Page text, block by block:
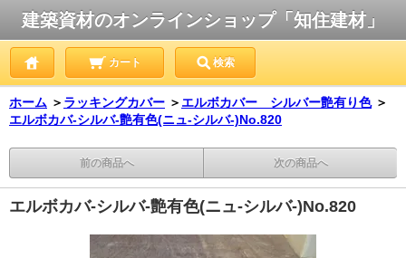
建築資材のオンラインショップ「知住建材」
カート 検索
ホーム ＞ ラッキングカバー ＞ エルボカバー シルバー艶有り色 ＞
エルボカバ-シルバ-艶有色(ニュ-シルバ-)No.820
前の商品へ 次の商品へ
エルボカバ-シルバ-艶有色(ニュ-シルバ-)No.820